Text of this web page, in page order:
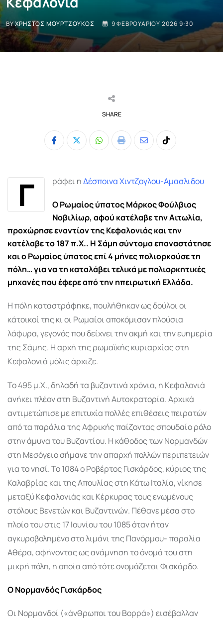
BYΧΡΉΣΤΟΣ ΜΟΥΡΤΖΟΎΚΟΣ 9 ΦΕΒΡΟΥΑΡΊΟΥ 2026 9:30
SHARE
Whatsapp
Print
ShareTiktok
Γ ράφει ηΔέσποινα Χιντζογλου-Αμασλιδου
Ο Ρωμαίος ύπατος Μάρκος Φούλβιος
Νοβιλίωρ, αφού κατέλαβε την Αιτωλία,
προχώρησε εναντίον της Κεφαλονιάς και την
κατέλαβε το 187 π.Χ.. Η Σάμη σύντομα επαναστάτησε
και ο Ρωμαίος ύπατος επί 4 μήνες πολιορκούσε τη
πόλη… για να τη καταλάβει τελικά με πολιορκητικές
μηχανές που έφερε από την ηπειρωτική Ελλάδα.
Η πόλη καταστράφηκε, πουλήθηκαν ως δούλοι οι
κάτοικοί της κι οι Ρωμαίοι αποκόμισαν πλούσια
λάφυρα, γεγονός που δείχνει την ακμή και την ευημερία
της Σάμης. Η αρχή της ρωμαϊκής κυριαρχίας στη
Κεφαλονιά μόλις άρχιζε.
Το 495 μ.Χ., δηλαδή τα βυζαντινά χρόνια, η Κεφαλονιά
ανήκει πλέον στη Βυζαντινή Αυτοκρατορία. Αρχικά
αντιμετώπισε με επιτυχία πολλές επιθέσεις πειρατών
από τα παράλια της Αφρικής παίζοντας σπουδαίο ρόλο
στην άμυνα του Βυζαντίου. Η κάθοδος των Νορμανδών
στη Μεσόγειο σήμανε την απαρχή πολλών περιπετειών
για το νησί. Το 1084 ο Ροβέρτος Γισκάρδος, κύριος της
Καλαβρίας και της Απουλίας στη Κάτω Ιταλία, νίκησε
μεταξύ Κεφαλονιάς και Κέρκυρας τους ενωμένους
στόλους Βενετών και Βυζαντινών. Πέθανε μέσα στο
πλοίο του στις 17 Ιουνίου του 1085 όταν ήταν
αγκυροβολημένο στο λιμάνι της Πανόρμου- παραλία
Αθέρα, αφήνοντας ως ανάμνηση το όνομά του στη
μικρή πόλη, η οποία από τότε ονομάζεται Φισκάρδο.
Ο Νορμανδός Γισκάρδος
Οι Νορμανδοί («άνθρωποι του Βορρά») εισέβαλλαν